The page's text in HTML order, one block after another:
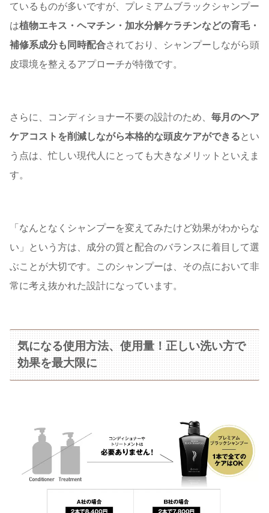
ているものが多いですが、プレミアムブラックシャンプー
は植物エキス・ヘマチン・加水分解ケラチンなどの育毛・
補修系成分も同時配合されており、シャンプーしながら頭
皮環境を整えるアプローチが特徴です。
さらに、コンディショナー不要の設計のため、 毎月のヘア
ケアコストを削減しながら本格的な頭皮ケアができる とい
う点は、忙しい現代人にとっても大きなメリットといえま
す。
「なんとなくシャンプーを変えてみたけど効果がわからな
い」という方は、成分の質と配合のバランスに着目して選
ぶことが大切です。このシャンプーは、その点において非
常に考え抜かれた設計になっています。
気になる使用方法、使用量！正しい洗い方で
効果を最大限に